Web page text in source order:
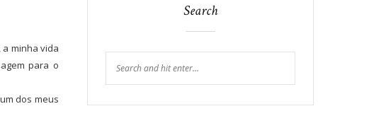
minha vida
para o
dos meus
Search